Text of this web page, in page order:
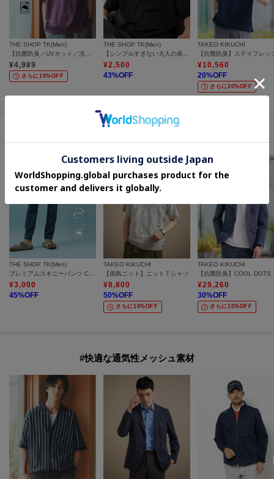
THE SHOP TK(Men)
¥4,989
さらに10%OFF
THE SHOP TK(Men)
¥2,500
43%OFF
TAKEO KIKUCHI
¥10,560
20%OFF
さらに20%OFF
THE SHOP TK(Men)
プレミアムスキニーパンツ COOL 360°ストレッチ／接触冷感／全4サイズ・4色展開
¥3,000
45%OFF
TAKEO KIKUCHI
【徳島ニット】ニットＴシャツ
¥8,800
50%OFF
さらに10%OFF
TAKEO KIKUCHI
¥29,260
30%OFF
さらに15%OFF
#快適な通気性メッシュ素材